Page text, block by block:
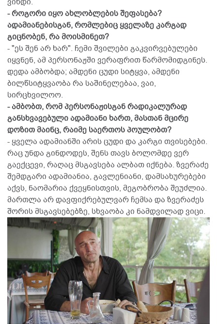
- როგორი იყო ახლობლების შეფასება?
ადამიანებისგან, რომლებიც ყველაზე კარგად
გიცნობენ, რა მოისმინეთ?
- "ეს შენ არ ხარ". ჩემი შვილები გაკვირვებულები
იყვნენ, ამ პერსონაჟში ვერაფრით წარმომიდგინეს.
დედა ამბობდა; ამდენი ცუდი სიტყვა, ამდენი
ბილწსიტყვაობა რა საშინელებაა, ვაი,
სირცხვილოო.
- ამბობთ, რომ პერსონაჟისგან რადიკალურად
განსხვავებული ადამიანი ხართ, მასთან მცირე
დოზით მაინც, რაიმე საერთოს პოულობთ?
- ყველა ადამიანში არის ცუდი და კარგი თვისებები.
რაც უნდა გინდოდეს, შენს თავს ბოლომდე ვერ
გაექცევი, რაღაც მსგავსება ალბათ იქნება. ზვერაძე
შემდგარი ადამიანია, გავლენიანი, დამსახურებები
აქვს, ნაომარია ქვეყნისთვის, მეგობრობა შეუძლია.
მართლა არ დავფიქრებულვარ ჩემსა და ზვერაძეს
შორის მსგავსებებზე, სხვაობა კი ნამდვილად ვიცი.